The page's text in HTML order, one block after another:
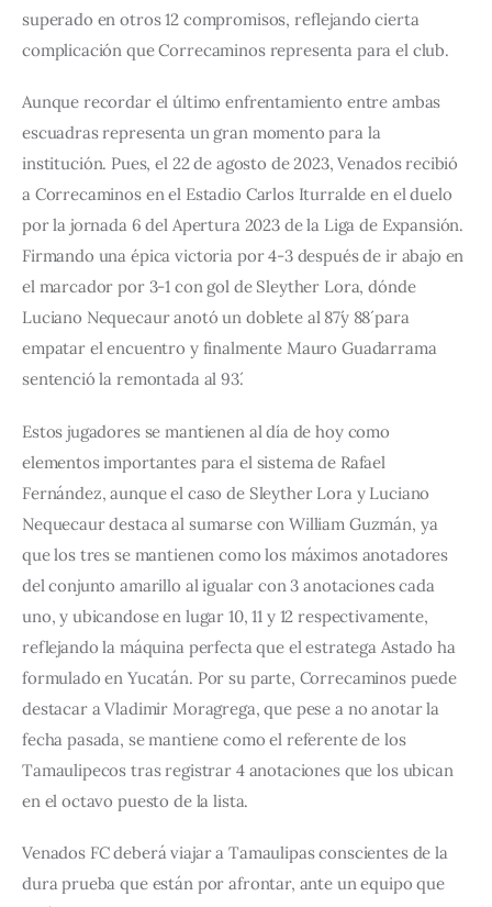
superado en otros 12 compromisos, reflejando cierta
complicación que Correcaminos representa para el club.
Aunque recordar el último enfrentamiento entre ambas
escuadras representa un gran momento para la
institución. Pues, el 22 de agosto de 2023, Venados recibió
a Correcaminos en el Estadio Carlos Iturralde en el duelo
por la jornada 6 del Apertura 2023 de la Liga de Expansión.
Firmando una épica victoria por 4-3 después de ir abajo en
el marcador por 3-1 con gol de Sleyther Lora, dónde
Luciano Nequecaur anotó un doblete al 87´y 88´ para
empatar el encuentro y finalmente Mauro Guadarrama
sentenció la remontada al 93´.
Estos jugadores se mantienen al día de hoy como
elementos importantes para el sistema de Rafael
Fernández, aunque el caso de Sleyther Lora y Luciano
Nequecaur destaca al sumarse con William Guzmán, ya
que los tres se mantienen como los máximos anotadores
del conjunto amarillo al igualar con 3 anotaciones cada
uno, y ubicandose en lugar 10, 11 y 12 respectivamente,
reflejando la máquina perfecta que el estratega Astado ha
formulado en Yucatán. Por su parte, Correcaminos puede
destacar a Vladimir Moragrega, que pese a no anotar la
fecha pasada, se mantiene como el referente de los
Tamaulipecos tras registrar 4 anotaciones que los ubican
en el octavo puesto de la lista.
Venados FC deberá viajar a Tamaulipas conscientes de la
dura prueba que están por afrontar, ante un equipo que